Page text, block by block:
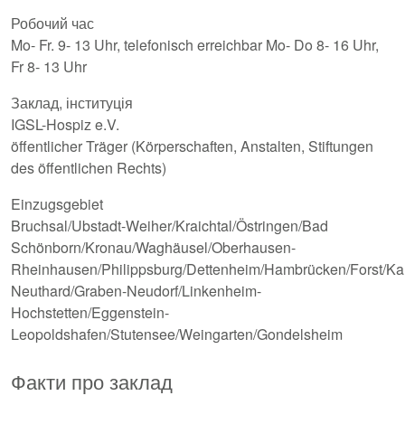
Робочий час
Mo- Fr. 9- 13 Uhr, telefonisch erreichbar Mo- Do 8- 16 Uhr,
Fr 8- 13 Uhr
Заклад, інституція
IGSL-Hospiz e.V.
öffentlicher Träger (Körperschaften, Anstalten, Stiftungen
des öffentlichen Rechts)
Einzugsgebiet
Bruchsal/Ubstadt-Weiher/Kraichtal/Östringen/Bad
Schönborn/Kronau/Waghäusel/Oberhausen-
Rheinhausen/Philippsburg/Dettenheim/Hambrücken/Forst/
Neuthard/Graben-Neudorf/Linkenheim-
Hochstetten/Eggenstein-
Leopoldshafen/Stutensee/Weingarten/Gondelsheim
Факти про заклад